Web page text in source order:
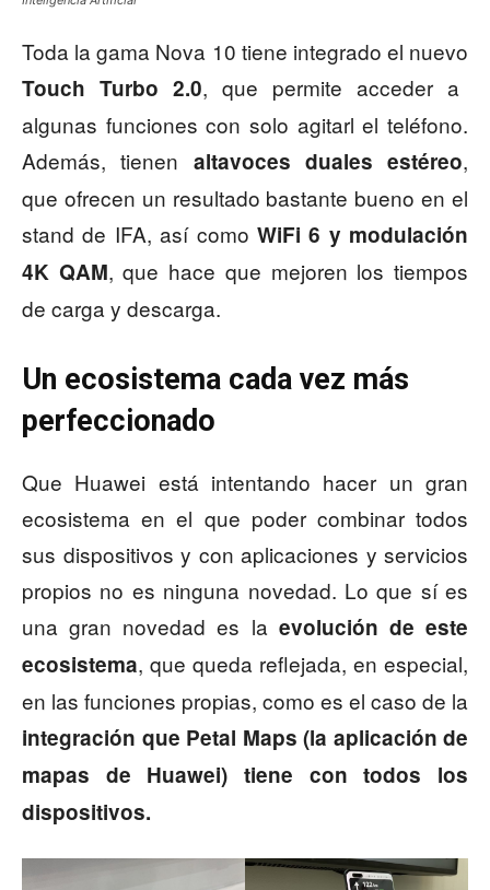
Toda la gama Nova 10 tiene integrado el nuevo
Touch Turbo 2.0, que permite acceder a
algunas funciones con solo agitarl el teléfono.
Además, tienen altavoces duales estéreo,
que ofrecen un resultado bastante bueno en el
stand de IFA, así como WiFi 6 y modulación
4K QAM, que hace que mejoren los tiempos
de carga y descarga.
Un ecosistema cada vez más
perfeccionado
Que Huawei está intentando hacer un gran
ecosistema en el que poder combinar todos
sus dispositivos y con aplicaciones y servicios
propios no es ninguna novedad. Lo que sí es
una gran novedad es la evolución de este
ecosistema, que queda reflejada, en especial,
en las funciones propias, como es el caso de la
integración que Petal Maps (la aplicación de
mapas de Huawei) tiene con todos los
dispositivos.